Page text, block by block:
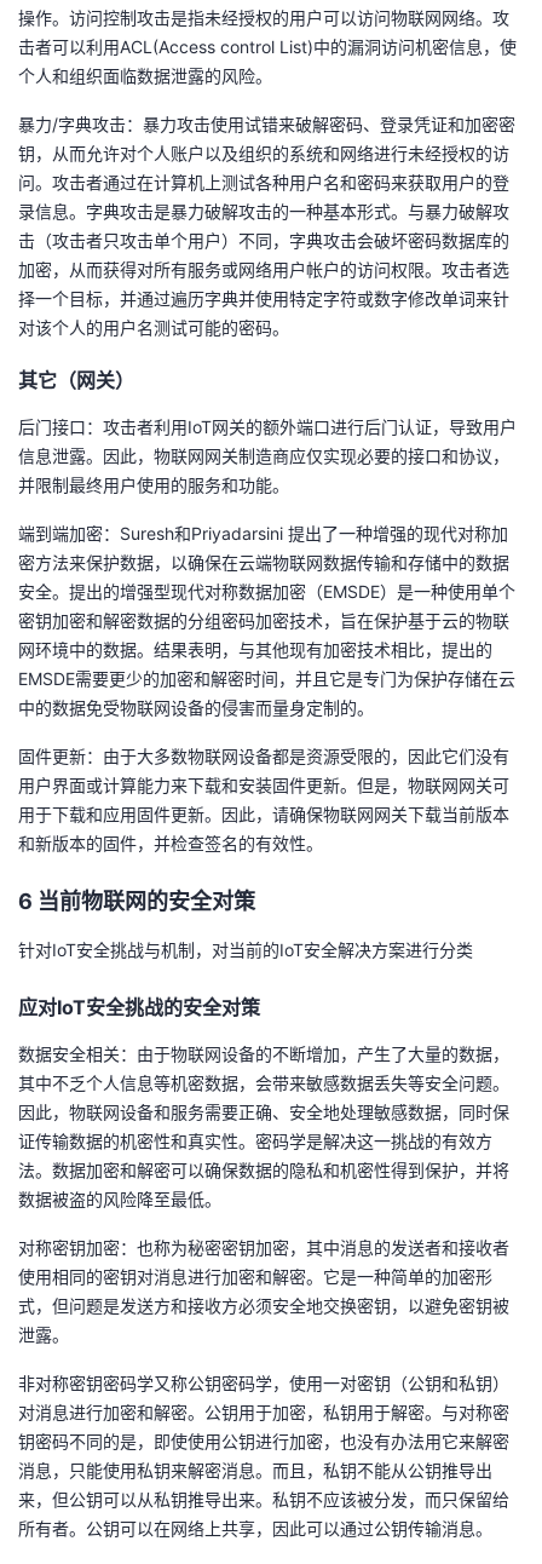
操作。访问控制攻击是指未经授权的用户可以访问物联网网络。攻
击者可以利用ACL(Access control List)中的漏洞访问机密信息，使
个人和组织面临数据泄露的风险。
暴力/字典攻击：暴力攻击使用试错来破解密码、登录凭证和加密密
钥，从而允许对个人账户以及组织的系统和网络进行未经授权的访
问。攻击者通过在计算机上测试各种用户名和密码来获取用户的登
录信息。字典攻击是暴力破解攻击的一种基本形式。与暴力破解攻
击（攻击者只攻击单个用户）不同，字典攻击会破坏密码数据库的
加密，从而获得对所有服务或网络用户帐户的访问权限。攻击者选
择一个目标，并通过遍历字典并使用特定字符或数字修改单词来针
对该个人的用户名测试可能的密码。
其它（网关）
后门接口：攻击者利用IoT网关的额外端口进行后门认证，导致用户
信息泄露。因此，物联网网关制造商应仅实现必要的接口和协议，
并限制最终用户使用的服务和功能。
端到端加密：Suresh和Priyadarsini 提出了一种增强的现代对称加
密方法来保护数据，以确保在云端物联网数据传输和存储中的数据
安全。提出的增强型现代对称数据加密（EMSDE）是一种使用单个
密钥加密和解密数据的分组密码加密技术，旨在保护基于云的物联
网环境中的数据。结果表明，与其他现有加密技术相比，提出的
EMSDE需要更少的加密和解密时间，并且它是专门为保护存储在云
中的数据免受物联网设备的侵害而量身定制的。
固件更新：由于大多数物联网设备都是资源受限的，因此它们没有
用户界面或计算能力来下载和安装固件更新。但是，物联网网关可
用于下载和应用固件更新。因此，请确保物联网网关下载当前版本
和新版本的固件，并检查签名的有效性。
6 当前物联网的安全对策
针对IoT安全挑战与机制，对当前的IoT安全解决方案进行分类
应对IoT安全挑战的安全对策
数据安全相关：由于物联网设备的不断增加，产生了大量的数据，
其中不乏个人信息等机密数据，会带来敏感数据丢失等安全问题。
因此，物联网设备和服务需要正确、安全地处理敏感数据，同时保
证传输数据的机密性和真实性。密码学是解决这一挑战的有效方
法。数据加密和解密可以确保数据的隐私和机密性得到保护，并将
数据被盗的风险降至最低。
对称密钥加密：也称为秘密密钥加密，其中消息的发送者和接收者
使用相同的密钥对消息进行加密和解密。它是一种简单的加密形
式，但问题是发送方和接收方必须安全地交换密钥，以避免密钥被
泄露。
非对称密钥密码学又称公钥密码学，使用一对密钥（公钥和私钥）
对消息进行加密和解密。公钥用于加密，私钥用于解密。与对称密
钥密码不同的是，即使使用公钥进行加密，也没有办法用它来解密
消息，只能使用私钥来解密消息。而且，私钥不能从公钥推导出
来，但公钥可以从私钥推导出来。私钥不应该被分发，而只保留给
所有者。公钥可以在网络上共享，因此可以通过公钥传输消息。